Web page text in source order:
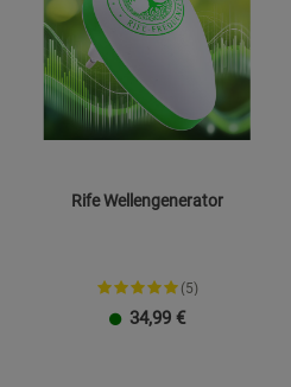
aussetzen.
– Kurzschlussgefahr.
elektromagnetischer
Abweichungen zulässig.
aktiv, sobald er eingesteckt ist.
Rife Wellengenerator
(5)
34,99 €